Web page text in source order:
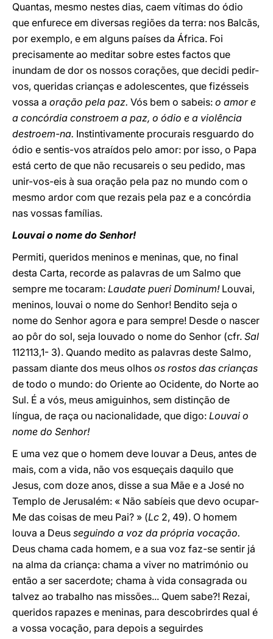
Quantas, mesmo nestes dias, caem vítimas do ódio
que enfurece em diversas regiões da terra: nos Balcãs,
por exemplo, e em alguns países da África. Foi
precisamente ao meditar sobre estes factos que
inundam de dor os nossos corações, que decidi pedir-
vos, queridas crianças e adolescentes, que fizésseis
vossa a oração pela paz. Vós bem o sabeis: o amor e
a concórdia constroem a paz, o ódio e a violência
destroem-na. Instintivamente procurais resguardo do
ódio e sentis-vos atraídos pelo amor: por isso, o Papa
está certo de que não recusareis o seu pedido, mas
unir-vos-eis à sua oração pela paz no mundo com o
mesmo ardor com que rezais pela paz e a concórdia
nas vossas famílias.
Louvai o nome do Senhor!
Permiti, queridos meninos e meninas, que, no final
desta Carta, recorde as palavras de um Salmo que
sempre me tocaram: Laudate pueri Dominum! Louvai,
meninos, louvai o nome do Senhor! Bendito seja o
nome do Senhor agora e para sempre! Desde o nascer
ao pôr do sol, seja louvado o nome do Senhor (cfr. Sal
112113,1- 3). Quando medito as palavras deste Salmo,
passam diante dos meus olhos os rostos das crianças
de todo o mundo: do Oriente ao Ocidente, do Norte ao
Sul. É a vós, meus amiguinhos, sem distinção de
língua, de raça ou nacionalidade, que digo: Louvai o
nome do Senhor!
E uma vez que o homem deve louvar a Deus, antes de
mais, com a vida, não vos esqueçais daquilo que
Jesus, com doze anos, disse a sua Mãe e a José no
Templo de Jerusalém: « Não sabíeis que devo ocupar-
Me das coisas de meu Pai? » (Lc 2, 49). O homem
louva a Deus seguindo a voz da própria vocação.
Deus chama cada homem, e a sua voz faz-se sentir já
na alma da criança: chama a viver no matrimónio ou
então a ser sacerdote; chama à vida consagrada ou
talvez ao trabalho nas missões... Quem sabe?! Rezai,
queridos rapazes e meninas, para descobrirdes qual é
a vossa vocação, para depois a seguirdes